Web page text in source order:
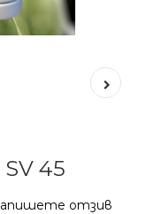
45
отзив